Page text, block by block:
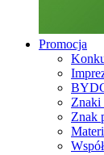
Promocja
Znaki
Znak